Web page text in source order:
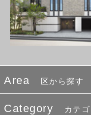
Area 区から探す
Category カテ